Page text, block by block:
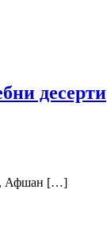
десерти
Афшан […]